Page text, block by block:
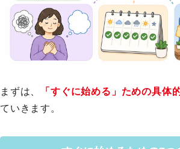
まずは、 「すぐに始める」ための具体
ていきます。